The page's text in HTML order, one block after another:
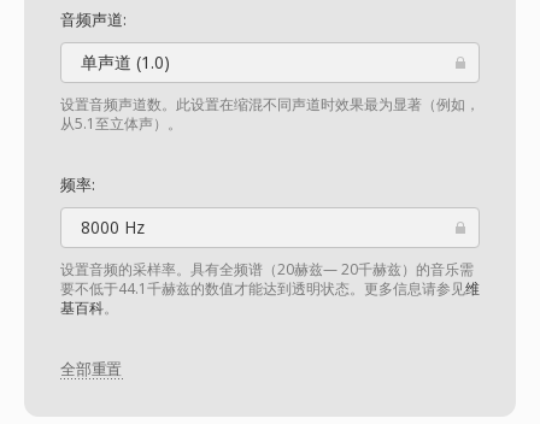
音频声道:
单声道 (1.0)
设置音频声道数。此设置在缩混不同声道时效果最为显著（例如，
从5.1至立体声）。
频率:
8000 Hz
设置音频的采样率。具有全频谱（20赫兹— 20千赫兹）的音乐需
要不低于44.1千赫兹的数值才能达到透明状态。更多信息请参见维
基百科。
全部重置